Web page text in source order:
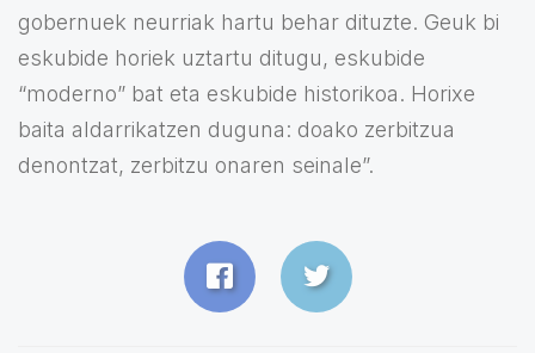
gobernuek neurriak hartu behar dituzte. Geuk bi
eskubide horiek uztartu ditugu, eskubide
“moderno” bat eta eskubide historikoa. Horixe
baita aldarrikatzen duguna: doako zerbitzua
denontzat, zerbitzu onaren seinale”.